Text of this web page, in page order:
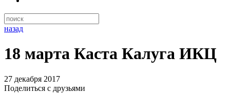
назад
18 марта Каста Калуга ИКЦ
27 декабря 2017
Поделиться с друзьями